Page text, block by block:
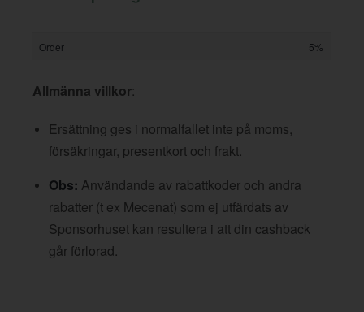
Order 5%
Allmänna villkor:
Ersättning ges i normalfallet inte på moms,
försäkringar, presentkort och frakt.
Obs: Användande av rabattkoder och andra
rabatter (t ex Mecenat) som ej utfärdats av
Sponsorhuset kan resultera i att din cashback
går förlorad.